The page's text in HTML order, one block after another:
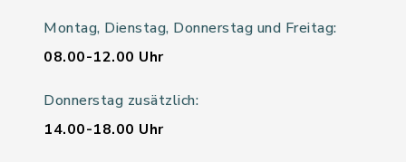
Montag, Dienstag, Donnerstag und Freitag:
08.00-12.00 Uhr
Donnerstag zusätzlich:
14.00-18.00 Uhr